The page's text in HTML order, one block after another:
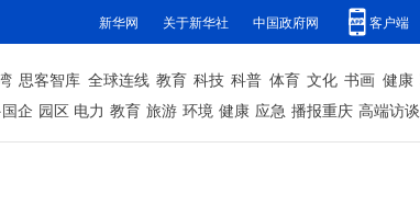
新华网 关于新华社 中国政府网 客户端
思客智库 全球连线 教育 科技 科普 体育 文化 书画 健康
企 园区 电力 教育 旅游 环境 健康 应急 播报重庆 高端访谈